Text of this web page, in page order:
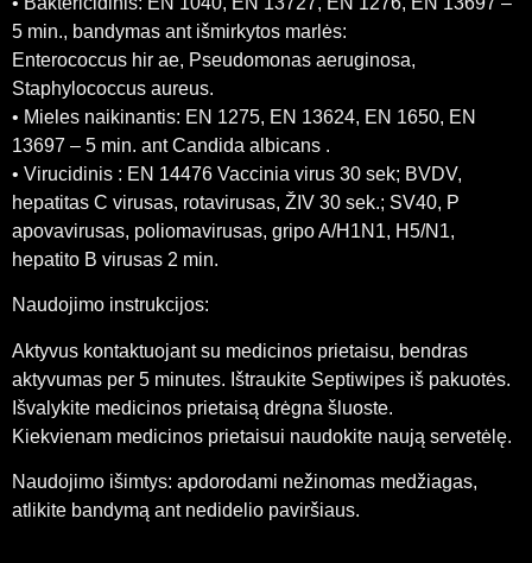
5 min., bandymas ant išmirkytos marlės:
Enterococcus hir ae, Pseudomonas aeruginosa,
Staphylococcus aureus.
• Mieles naikinantis: EN 1275, EN 13624, EN 1650, EN
13697 – 5 min. ant Candida albicans .
• Virucidinis : EN 14476 Vaccinia virus 30 sek; BVDV,
hepatitas C virusas, rotavirusas, ŽIV 30 sek.; SV40, P
apovavirusas, poliomavirusas, gripo A/H1N1, H5/N1,
hepatito B virusas 2 min.
Naudojimo instrukcijos:
Aktyvus kontaktuojant su medicinos prietaisu, bendras
aktyvumas per 5 minutes. Ištraukite Septiwipes iš pakuotės.
Išvalykite medicinos prietaisą drėgna šluoste.
Kiekvienam medicinos prietaisui naudokite naują servetėlę.
Naudojimo išimtys: apdorodami nežinomas medžiagas,
atlikite bandymą ant nedidelio paviršiaus.